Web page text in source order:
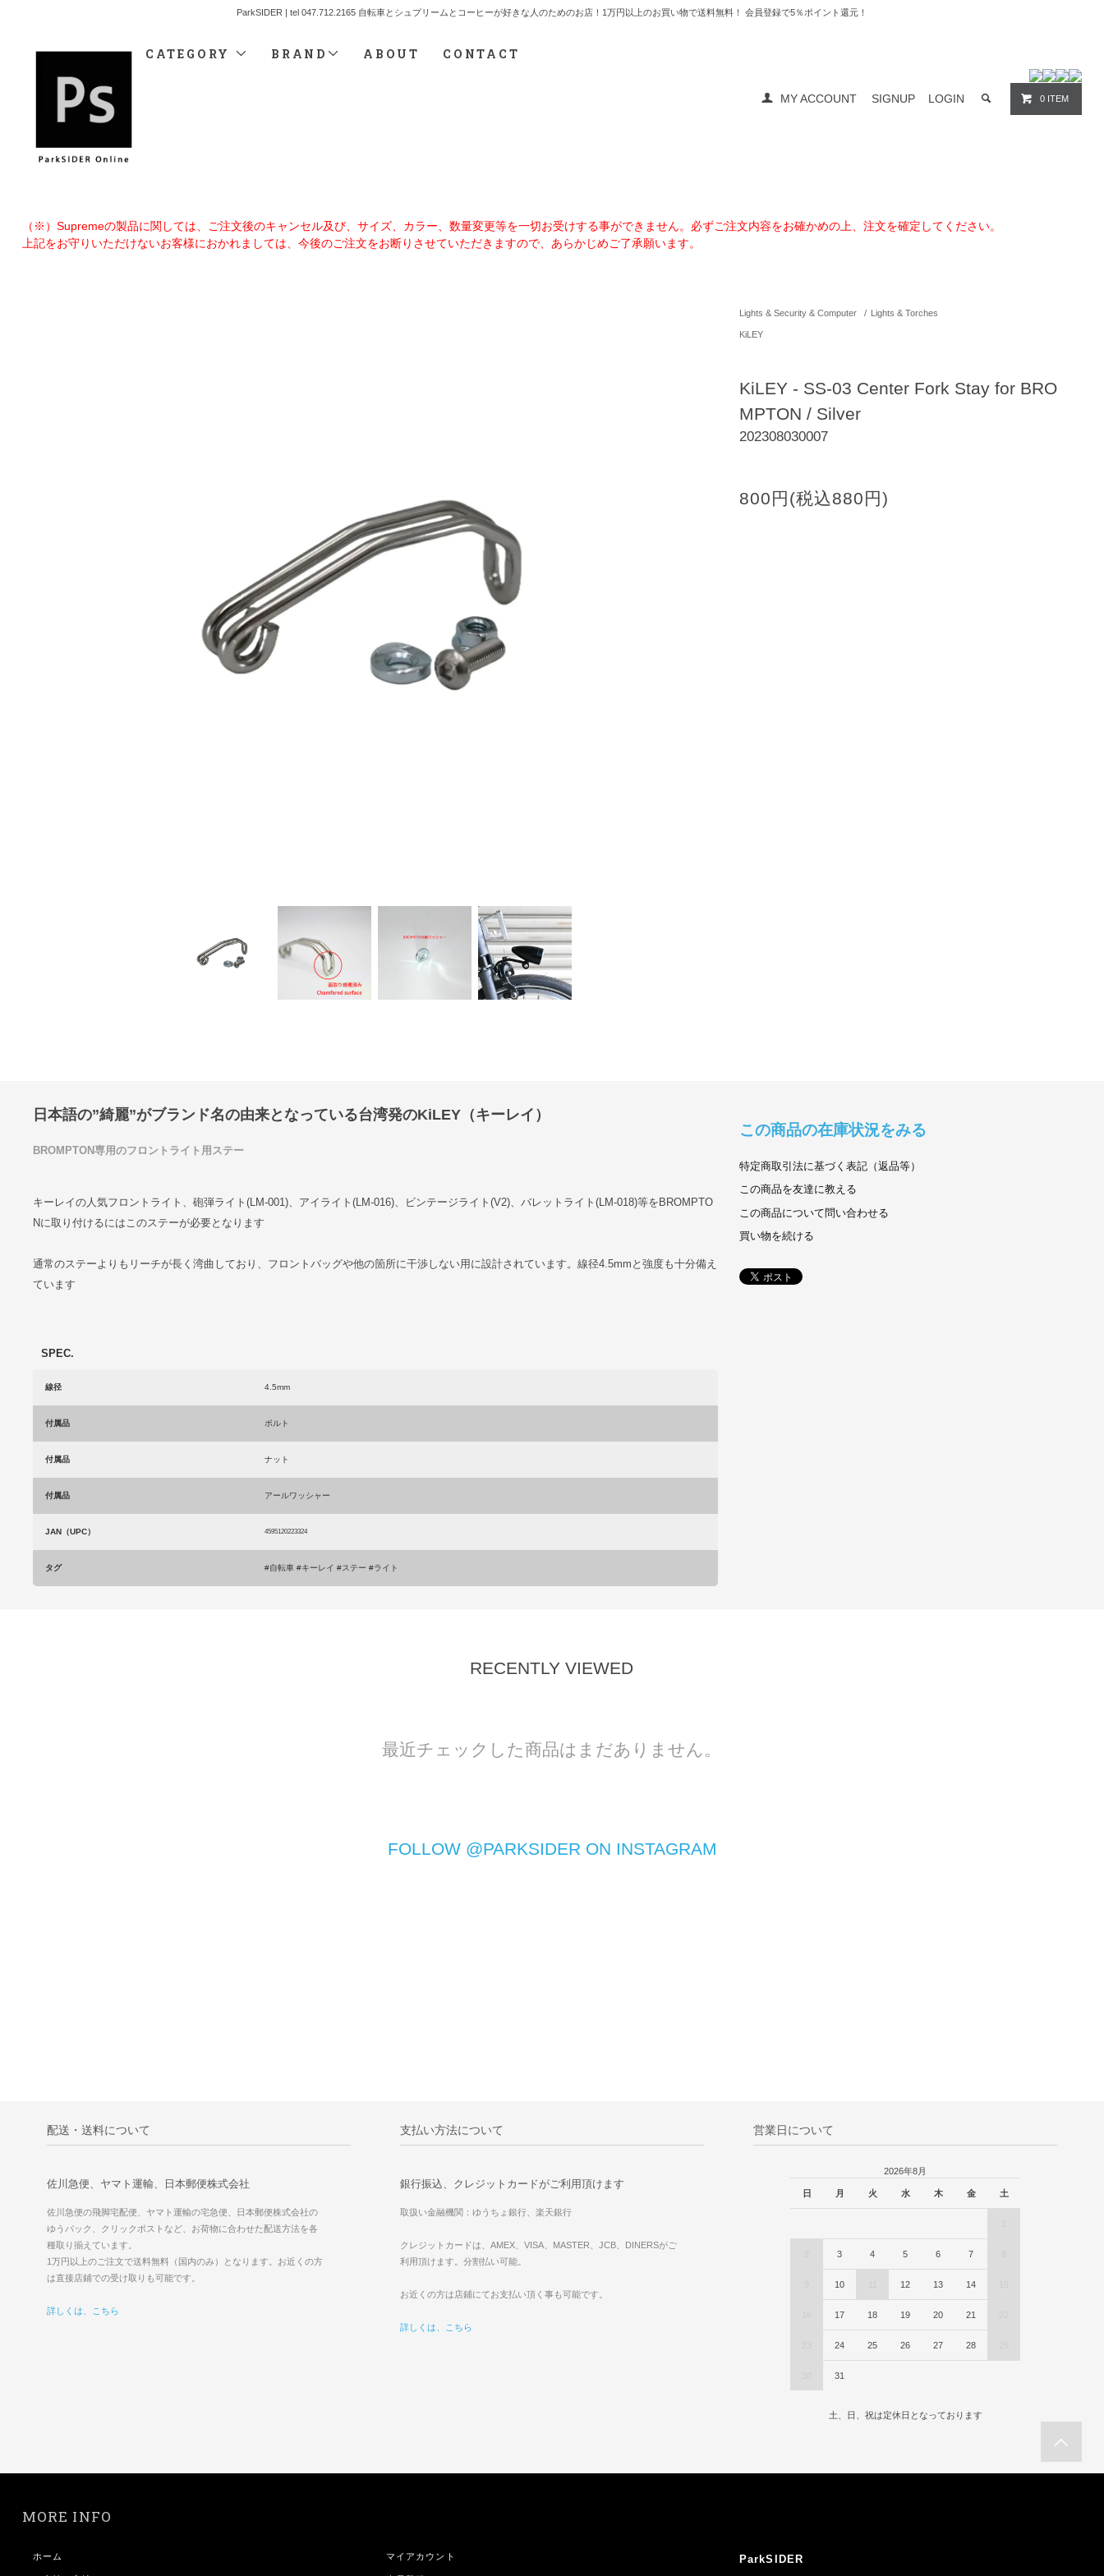
ParkSIDER | tel 047.712.2165 自転車とシュプリームとコーヒーが好きな人のためのお店！1万円以上のお買い物で送料無料！ 会員登録で5％ポイント還元！
MY ACCOUNT SIGNUP LOGIN 0 ITEM
CATEGORY BRAND ABOUT CONTACT
（※）Supremeの製品に関しては、ご注文後のキャンセル及び、サイズ、カラー、数量変更等を一切お受けする事ができません。必ずご注文内容をお確かめの上、注文を確定してください。
上記をお守りいただけないお客様におかれましては、今後のご注文をお断りさせていただきますので、あらかじめご了承願います。
Lights & Security & Computer / Lights & Torches
KiLEY
KiLEY - SS-03 Center Fork Stay for BRO
MPTON / Silver
202308030007
800円(税込880円)
日本語の”綺麗”がブランド名の由来となっている台湾発のKiLEY（キーレイ）
BROMPTON専用のフロントライト用ステー
キーレイの人気フロントライト、砲弾ライト(LM-001)、アイライト(LM-016)、ビンテージライト(V2)、バレットライト(LM-018)等をBROMPTO
Nに取り付けるにはこのステーが必要となります
通常のステーよりもリーチが長く湾曲しており、フロントバッグや他の箇所に干渉しない用に設計されています。線径4.5mmと強度も十分備え
ています
SPEC.
線径 4.5mm
付属品 ボルト
付属品 ナット
付属品 アールワッシャー
JAN（UPC） 4595120223324
タグ #自転車 #キーレイ #ステー #ライト
この商品の在庫状況をみる
特定商取引法に基づく表記（返品等）
この商品を友達に教える
この商品について問い合わせる
買い物を続ける
RECENTLY VIEWED
最近チェックした商品はまだありません。
FOLLOW @PARKSIDER ON INSTAGRAM
配送・送料について
佐川急便、ヤマト運輸、日本郵便株式会社
佐川急便の飛脚宅配便、ヤマト運輸の宅急便、日本郵便株式会社の
ゆうパック、クリックポストなど、お荷物に合わせた配送方法を各
種取り揃えています。
1万円以上のご注文で送料無料（国内のみ）となります。お近くの方
は直接店鋪での受け取りも可能です。
詳しくは、こちら
支払い方法について
銀行振込、クレジットカードがご利用頂けます
取扱い金融機関：ゆうちょ銀行、楽天銀行
クレジットカードは、AMEX、VISA、MASTER、JCB、DINERSがご
利用頂けます。分割払い可能。
お近くの方は店鋪にてお支払い頂く事も可能です。
詳しくは、こちら
営業日について
2026年8月
日 月 火 水 木 金 土
3 4 5 6 7
10 12 13 14
17 18 19 20 21
24 25 26 27 28
31
土、日、祝は定休日となっております
MORE INFO
ホーム マイアカウント ParkSIDER